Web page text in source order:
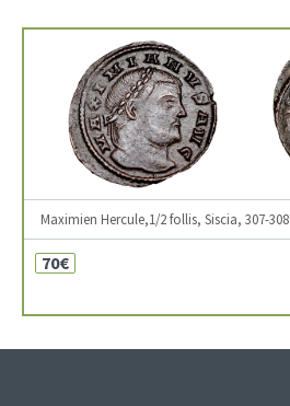
Maximien Hercule,1/2 follis, Siscia, 307-308
70€